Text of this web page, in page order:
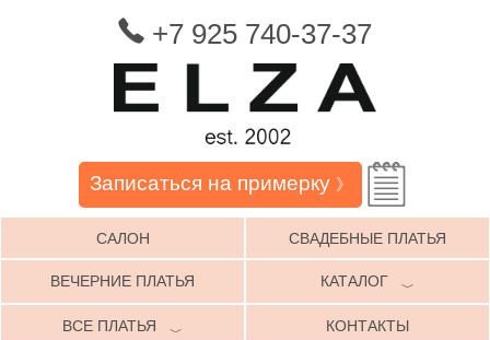
+7 925 740-37-37
Записаться на примерку 》
САЛОН СВАДЕБНЫЕ ПЛАТЬЯ
ВЕЧЕРНИЕ ПЛАТЬЯ КАТАЛОГ ﹀
ВСЕ ПЛАТЬЯ ﹀ КОНТАКТЫ